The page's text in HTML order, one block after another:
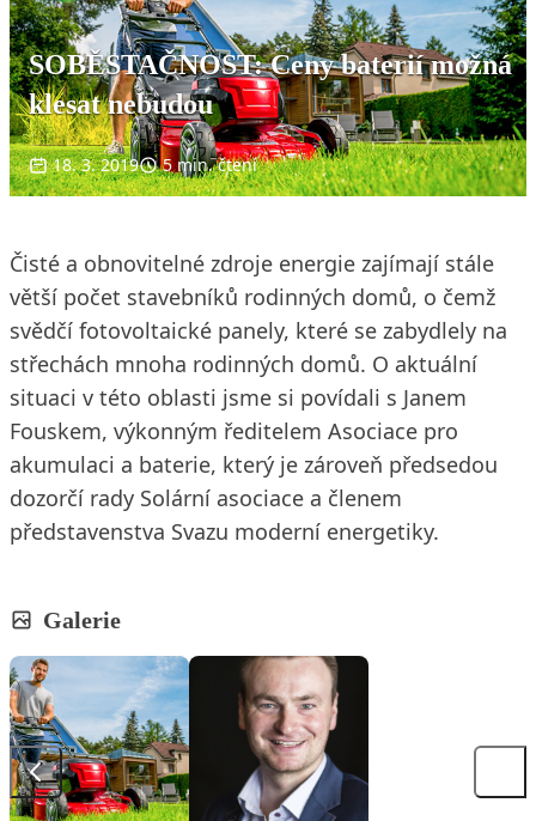
SOBĚSTAČNOST: Ceny baterií možná
klesat nebudou
18. 3. 2019 5 min. čtení
Čisté a obnovitelné zdroje energie zajímají stále
větší počet stavebníků rodinných domů, o čemž
svědčí fotovoltaické panely, které se zabydlely na
střechách mnoha rodinných domů. O aktuální
situaci v této oblasti jsme si povídali s Janem
Fouskem, výkonným ředitelem Asociace pro
akumulaci a baterie, který je zároveň předsedou
dozorčí rady Solární asociace a členem
představenstva Svazu moderní energetiky.
Galerie